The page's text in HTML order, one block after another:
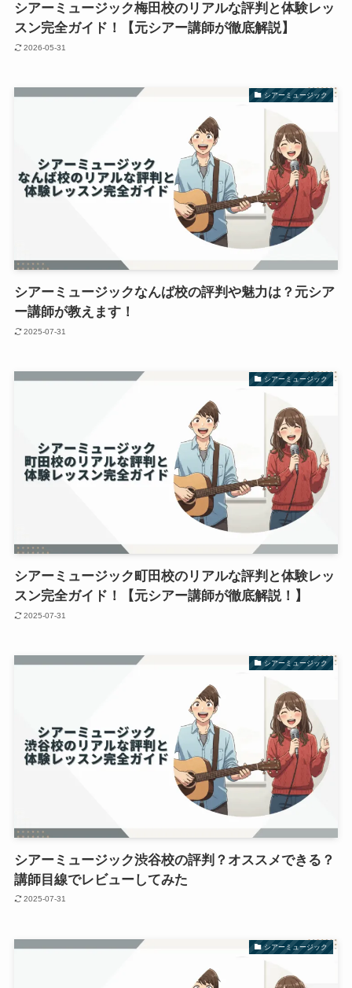
シアーミュージック梅田校のリアルな評判と体験レッ
スン完全ガイド！【元シアー講師が徹底解説】
2026-05-31
シアーミュージック
シアーミュージックなんば校の評判や魅力は？元シア
ー講師が教えます！
2025-07-31
シアーミュージック
シアーミュージック町田校のリアルな評判と体験レッ
スン完全ガイド！【元シアー講師が徹底解説！】
2025-07-31
シアーミュージック
シアーミュージック渋谷校の評判？オススメできる？
講師目線でレビューしてみた
2025-07-31
シアーミュージック